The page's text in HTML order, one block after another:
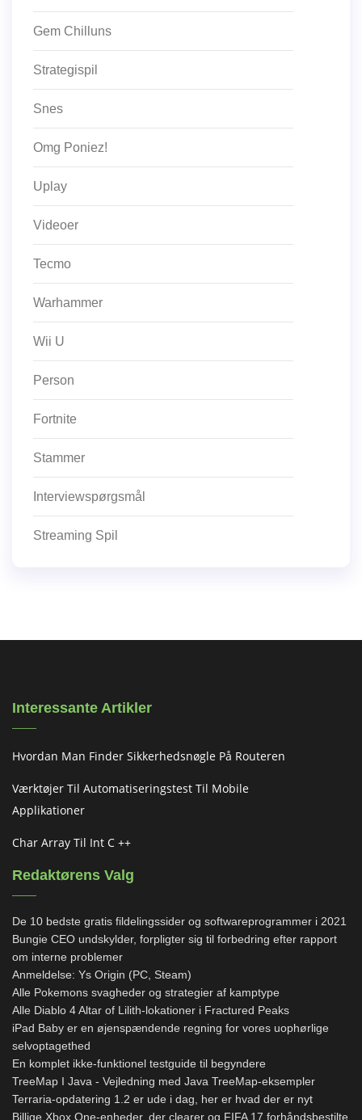
Gem Chilluns
Strategispil
Snes
Omg Poniez!
Uplay
Videoer
Tecmo
Warhammer
Wii U
Person
Fortnite
Stammer
Interviewspørgsmål
Streaming Spil
Interessante Artikler
Hvordan Man Finder Sikkerhedsnøgle På Routeren
Værktøjer Til Automatiseringstest Til Mobile
Applikationer
Char Array Til Int C ++
Redaktørens Valg
De 10 bedste gratis fildelingssider og softwareprogrammer i 2021
Bungie CEO undskylder, forpligter sig til forbedring efter rapport
om interne problemer
Anmeldelse: Ys Origin (PC, Steam)
Alle Pokemons svagheder og strategier af kamptype
Alle Diablo 4 Altar of Lilith-lokationer i Fractured Peaks
iPad Baby er en øjenspændende regning for vores uophørlige
selvoptagethed
En komplet ikke-funktionel testguide til begyndere
TreeMap I Java - Vejledning med Java TreeMap-eksempler
Terraria-opdatering 1.2 er ude i dag, her er hvad der er nyt
Billige Xbox One-enheder, der clearer og FIFA 17 forhåndsbestilte